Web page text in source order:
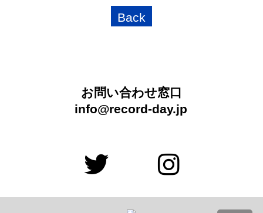
Back
お問い合わせ窓口
info@record-day.jp